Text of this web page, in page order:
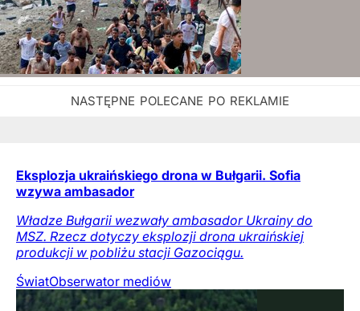
Eksplozja ukraińskiego drona w Bułgarii. Sofia
wzywa ambasador
Władze Bułgarii wezwały ambasador Ukrainy do
MSZ. Rzecz dotyczy eksplozji drona ukraińskiej
produkcji w pobliżu stacji Gazociągu.
ŚwiatObserwator mediów